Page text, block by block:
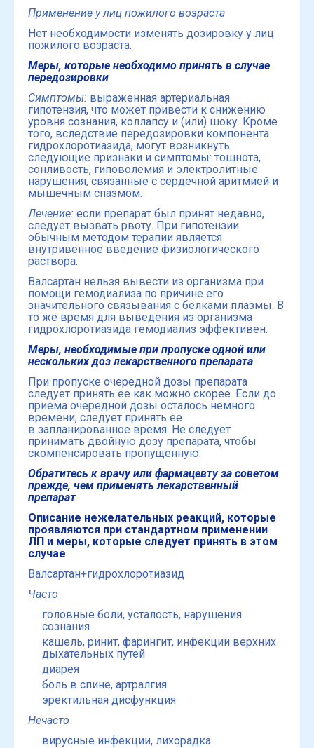
Применение у лиц пожилого возраста
Нет необходимости изменять дозировку у лиц
пожилого возраста.
Меры, которые необходимо принять в случае
передозировки
Симптомы: выраженная артериальная
гипотензия, что может привести к снижению
уровня сознания, коллапсу и (или) шоку. Кроме
того, вследствие передозировки компонента
гидрохлоротиазида, могут возникнуть
следующие признаки и симптомы: тошнота,
сонливость, гиповолемия и электролитные
нарушения, связанные с сердечной аритмией и
мышечным спазмом.
Лечение: если препарат был принят недавно,
следует вызвать рвоту. При гипотензии
обычным методом терапии является
внутривенное введение физиологического
раствора.
Валсартан нельзя вывести из организма при
помощи гемодиализа по причине его
значительного связывания с белками плазмы. В
то же время для выведения из организма
гидрохлоротиазида гемодиализ эффективен.
Меры, необходимые при пропуске одной или
нескольких доз лекарственного препарата
При пропуске очередной дозы препарата
следует принять ее как можно скорее. Если до
приема очередной дозы осталось немного
времени, следует принять ее
в запланированное время. Не следует
принимать двойную дозу препарата, чтобы
скомпенсировать пропущенную.
Обратитесь к врачу или фармацевту за советом
прежде, чем применять лекарственный
препарат
Описание нежелательных реакций, которые
проявляются при стандартном применении
ЛП и меры, которые следует принять в этом
случае
Валсартан+гидрохлоротиазид
Часто
головные боли, усталость, нарушения
сознания
кашель, ринит, фарингит, инфекции верхних
дыхательных путей
диарея
боль в спине, артралгия
эректильная дисфункция
Нечасто
вирусные инфекции, лихорадка